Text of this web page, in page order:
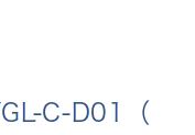
C-D01（